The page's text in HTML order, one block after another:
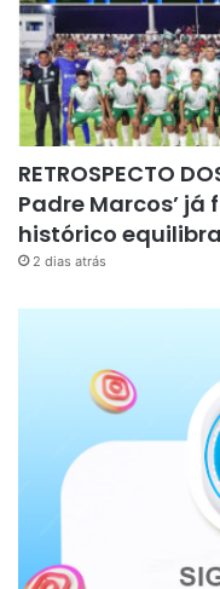
RETROSPECTO
Padre Marcos’
histórico
2 dias atrás